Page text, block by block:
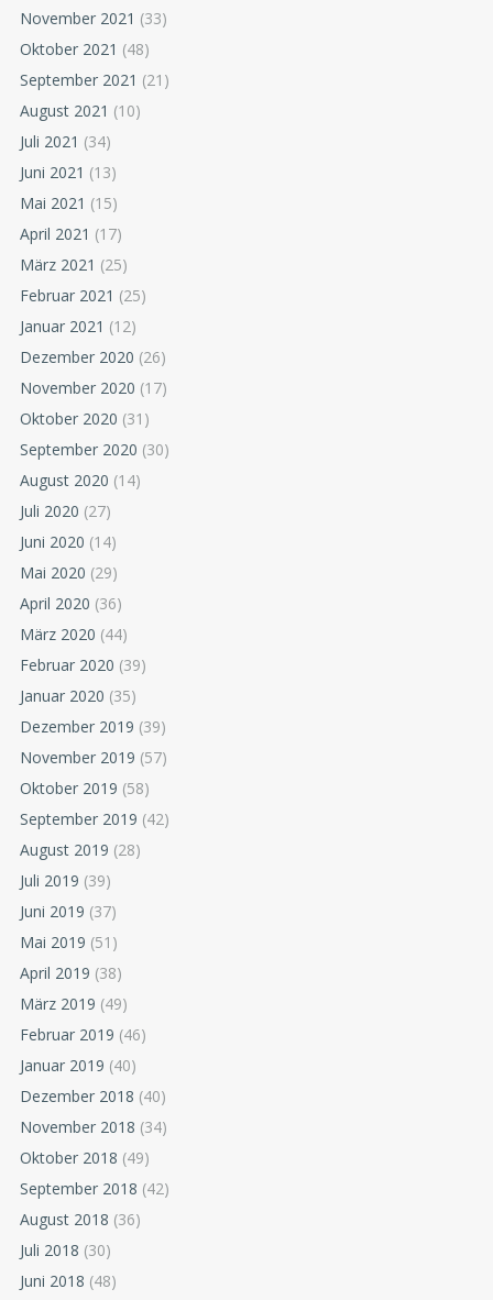
November 2021 (33)
Oktober 2021 (48)
September 2021 (21)
August 2021 (10)
Juli 2021 (34)
Juni 2021 (13)
Mai 2021 (15)
April 2021 (17)
März 2021 (25)
Februar 2021 (25)
Januar 2021 (12)
Dezember 2020 (26)
November 2020 (17)
Oktober 2020 (31)
September 2020 (30)
August 2020 (14)
Juli 2020 (27)
Juni 2020 (14)
Mai 2020 (29)
April 2020 (36)
März 2020 (44)
Februar 2020 (39)
Januar 2020 (35)
Dezember 2019 (39)
November 2019 (57)
Oktober 2019 (58)
September 2019 (42)
August 2019 (28)
Juli 2019 (39)
Juni 2019 (37)
Mai 2019 (51)
April 2019 (38)
März 2019 (49)
Februar 2019 (46)
Januar 2019 (40)
Dezember 2018 (40)
November 2018 (34)
Oktober 2018 (49)
September 2018 (42)
August 2018 (36)
Juli 2018 (30)
Juni 2018 (48)